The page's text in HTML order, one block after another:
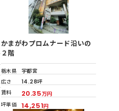
かまがわプロムナード沿いの
２階
栃木県
宇都宮
広さ
14.28坪
賃料
20.35万円
坪単価 14,251円